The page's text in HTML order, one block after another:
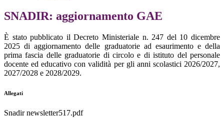
SNADIR: aggiornamento GAE
È stato pubblicato il Decreto Ministeriale n. 247 del 10 dicembre
2025 di aggiornamento delle graduatorie ad esaurimento e della
prima fascia delle graduatorie di circolo e di istituto del personale
docente ed educativo con validità per gli anni scolastici 2026/2027,
2027/2028 e 2028/2029.
Allegati
Snadir newsletter517.pdf